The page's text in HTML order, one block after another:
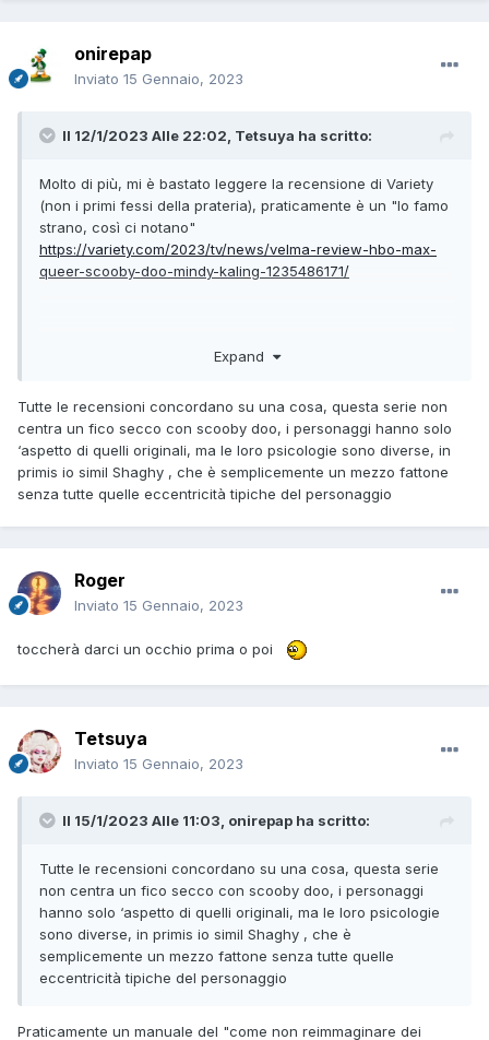
onirepap
Inviato 15 Gennaio, 2023
Il 12/1/2023 Alle 22:02, Tetsuya ha scritto:
Molto di più, mi è bastato leggere la recensione di Variety
(non i primi fessi della prateria), praticamente è un "lo famo
strano, così ci notano"
https://variety.com/2023/tv/news/velma-review-hbo-max-
queer-scooby-doo-mindy-kaling-1235486171/
Expand
Tutte le recensioni concordano su una cosa, questa serie non
centra un fico secco con scooby doo, i personaggi hanno solo
‘aspetto di quelli originali, ma le loro psicologie sono diverse, in
primis io simil Shaghy , che è semplicemente un mezzo fattone
senza tutte quelle eccentricità tipiche del personaggio
Roger
Inviato 15 Gennaio, 2023
toccherà darci un occhio prima o poi
Tetsuya
Inviato 15 Gennaio, 2023
Il 15/1/2023 Alle 11:03, onirepap ha scritto:
Tutte le recensioni concordano su una cosa, questa serie
non centra un fico secco con scooby doo, i personaggi
hanno solo ‘aspetto di quelli originali, ma le loro psicologie
sono diverse, in primis io simil Shaghy , che è
semplicemente un mezzo fattone senza tutte quelle
eccentricità tipiche del personaggio
Praticamente un manuale del "come non reimmaginare dei